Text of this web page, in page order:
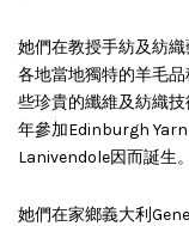
她們在教授手紡及紡
各地當地獨特的羊毛
些珍貴的纖維及紡織
年參加Edinburgh
Lanivendole因而誕生。
她們在家鄉義大利